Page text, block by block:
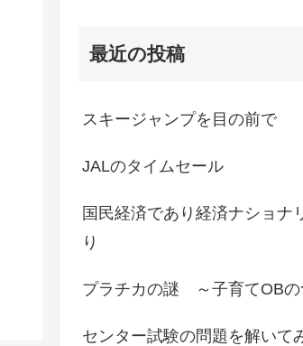
最近の投稿
スキージャンプを目の前で
JALのタイムセール
国民経済であり経済ナショナ
り
プラチカの謎 ～子育てOBの
センター試験の問題を解い